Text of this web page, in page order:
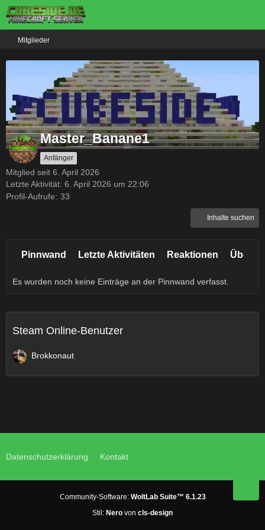
Mitglieder
Master_Banane1
Anfänger
Mitglied seit 6. April 2026
Letzte Aktivität: 6. April 2026 um 22:06
Profil-Aufrufe
33
Inhalte suchen
Pinnwand Letzte Aktivitäten Reaktionen Über
Es wurden noch keine Einträge an der Pinnwand verfasst.
Steam Online-Benutzer
Brokkonaut
Datenschutzerklärung Kontakt
Community-Software: WoltLab Suite™ 6.1.23
Stil: Nero von cls-design